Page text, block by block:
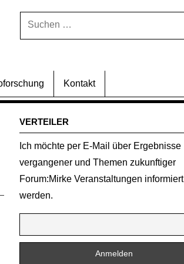
Suchen
Kontakt
VERTEILER
Ich möchte per E-Mail über Ergebnisse
vergangener und Themen zukunftiger
Forum:Mirke Veranstaltungen informiert
werden.